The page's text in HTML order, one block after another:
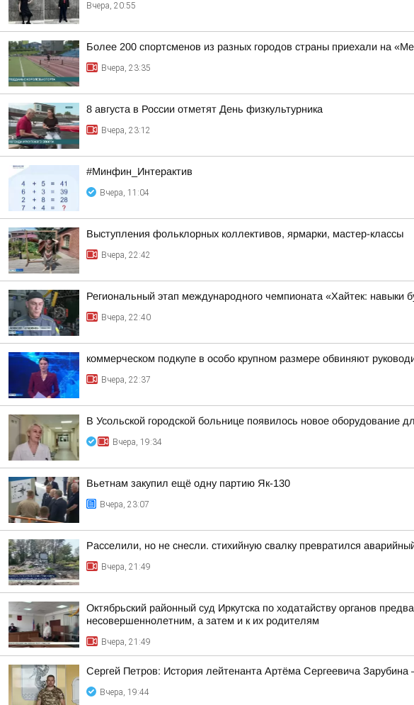
Вчера, 20:55
Более 200 спортсменов из разных городов страны приехали на
Вчера, 23:35
8 августа в России отметят День физкультурника
Вчера, 23:12
#Минфин_Интерактив
Вчера, 11:04
Выступления фольклорных коллективов, ярмарки, мастер-классы
Вчера, 22:42
Региональный этап международного чемпионата «Хайтек: навыки
Вчера, 22:40
коммерческом подкупе в особо крупном размере обвиняют
Вчера, 22:37
В Усольской городской больнице появилось новое оборудование
Вчера, 19:34
Вьетнам закупил ещё одну партию Як-130
Вчера, 23:07
Расселили, но не снесли. стихийную свалку превратился
Вчера, 21:49
Октябрьский районный суд Иркутска по ходатайству органов
несовершеннолетним, а затем и к их родителям
Вчера, 21:49
Сергей Петров: История лейтенанта Артёма Сергеевича
Вчера, 19:44